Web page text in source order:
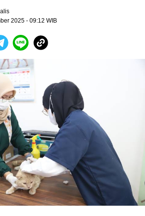
2025 - 09:12 WIB